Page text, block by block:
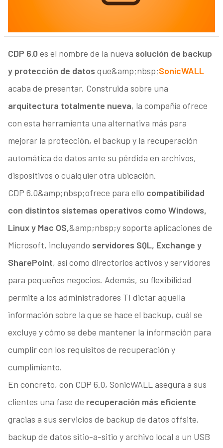
CDP 6.0 es el nombre de la nueva solución de backup
y protección de datos que&amp;nbsp;SonicWALL
acaba de presentar. Construida sobre una
arquitectura totalmente nueva, la compañía ofrece
con esta herramienta una alternativa más para
mejorar la protección, el backup y la recuperación
automática de datos ante su pérdida en archivos,
dispositivos o cualquier otra ubicación.
CDP 6.0&amp;nbsp;ofrece para ello compatibilidad
con distintos sistemas operativos como Windows,
Linux y Mac OS,&amp;nbsp;y soporta aplicaciones de
Microsoft, incluyendo servidores SQL, Exchange y
SharePoint, así como directorios activos y servidores
para pequeños negocios. Además, su flexibilidad
permite a los administradores TI dictar aquella
información sobre la que se hace el backup, cuál se
excluye y cómo se debe mantener la información para
cumplir con los requisitos de recuperación y
cumplimiento.
En concreto, con CDP 6.0, SonicWALL asegura a sus
clientes una fase de recuperación más eficiente
gracias a sus servicios de backup de datos offsite,
backup de datos sitio-a-sitio y archivo local a un USB